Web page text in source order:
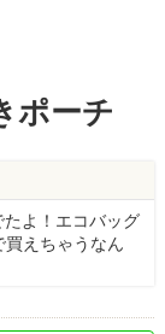
ポーチ
よ！エコバッグ
買えちゃうなん